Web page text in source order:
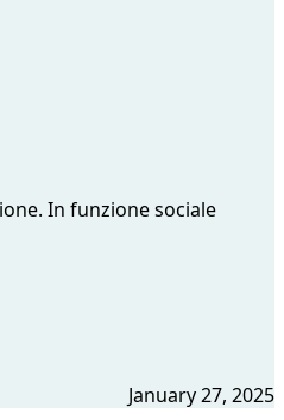
In funzione sociale
January 27, 2025